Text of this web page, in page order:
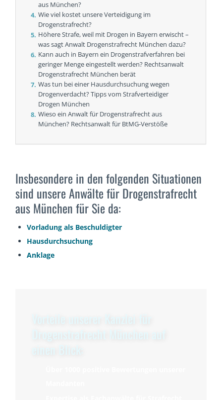
aus München?
Wie viel kostet unsere Verteidigung im
Drogenstrafrecht?
Höhere Strafe, weil mit Drogen in Bayern erwischt –
was sagt Anwalt Drogenstrafrecht München dazu?
Kann auch in Bayern ein Drogenstrafverfahren bei
geringer Menge eingestellt werden? Rechtsanwalt
Drogenstrafrecht München berät
Was tun bei einer Hausdurchsuchung wegen
Drogenverdacht? Tipps vom Strafverteidiger
Drogen München
Wieso ein Anwalt für Drogenstrafrecht aus
München? Rechtsanwalt für BtMG-Verstöße
Insbesondere in den folgenden Situationen
sind unsere Anwälte für Drogenstrafrecht
aus München für Sie da:
Vorladung als Beschuldigter
Hausdurchsuchung
Anklage